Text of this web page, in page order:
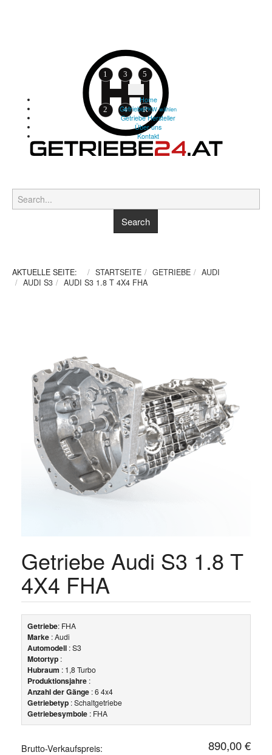
Home
GetriebePKW wählen
Getriebe Hersteller
Über uns
Kontakt
AKTUELLE SEITE: STARTSEITE GETRIEBE
AUDI
AUDI S3
AUDI S3 1.8 T 4X4 FHA
Getriebe Audi S3 1.8 T
4X4 FHA
Getriebe: FHA
Marke : Audi
Automodell : S3
Motortyp :
Hubraum : 1,8 Turbo
Produktionsjahre :
Anzahl der Gänge : 6 4x4
Getriebetyp : Schaltgetriebe
Getriebesymbole : FHA
Brutto-Verkaufspreis: 890,00 €